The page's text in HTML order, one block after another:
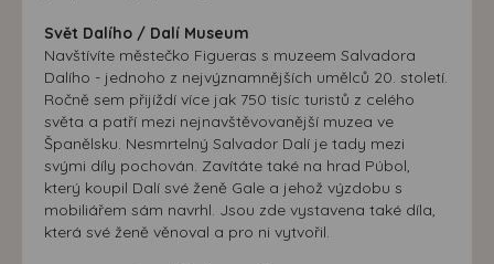
Svět Dalího / Dalí Museum
Navštívíte městečko Figueras s muzeem Salvadora
Dalího - jednoho z nejvýznamnějších umělců 20. století.
Ročně sem přijíždí více jak 750 tisíc turistů z celého
světa a patří mezi nejnavštěvovanější muzea ve
Španělsku. Nesmrtelný Salvador Dalí je tady mezi
svými díly pochován. Zavítáte také na hrad Púbol,
který koupil Dalí své ženě Gale a jehož výzdobu s
mobiliářem sám navrhl. Jsou zde vystavena také díla,
která své ženě věnoval a pro ni vytvořil.